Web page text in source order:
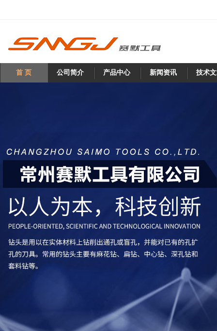
首 页 公司简介 产品中心 新闻资讯 技术